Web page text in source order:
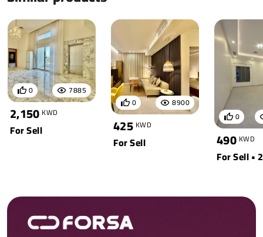
7885
0
2,150 KWD
For Sell
8900
0
425 KWD
For Sell
0
490 KWD
For Sell • 2